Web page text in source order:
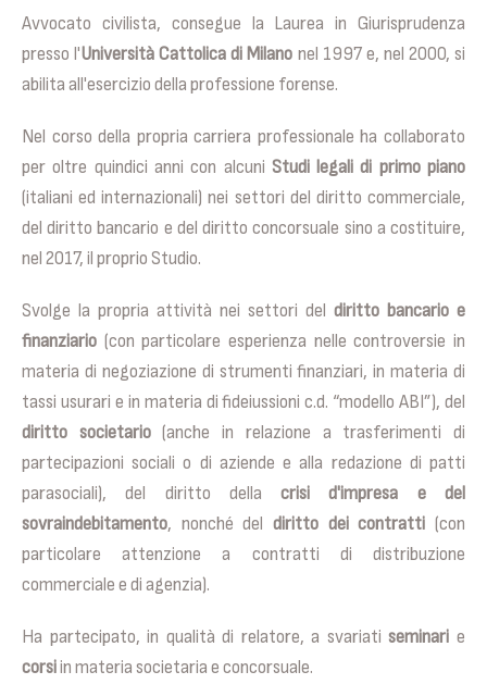
Avvocato civilista, consegue la Laurea in Giurisprudenza
presso l'Università Cattolica di Milano nel 1997 e, nel 2000, si
abilita all'esercizio della professione forense.
Nel corso della propria carriera professionale ha collaborato
per oltre quindici anni con alcuni Studi legali di primo piano
(italiani ed internazionali) nei settori del diritto commerciale,
del diritto bancario e del diritto concorsuale sino a costituire,
nel 2017, il proprio Studio.
Svolge la propria attività nei settori del diritto bancario e
finanziario (con particolare esperienza nelle controversie in
materia di negoziazione di strumenti finanziari, in materia di
tassi usurari e in materia di fideiussioni c.d. “modello ABI”), del
diritto societario(anche in relazione a trasferimenti di
partecipazioni sociali o di aziende e alla redazione di patti
parasociali), del diritto dellacrisi d'impresa e del
sovraindebitamento, nonché del diritto dei contratti (con
particolare attenzione a contratti di distribuzione
commerciale e di agenzia).
Ha partecipato, in qualità di relatore, a svariatiseminari e
corsiin materia societaria e concorsuale.